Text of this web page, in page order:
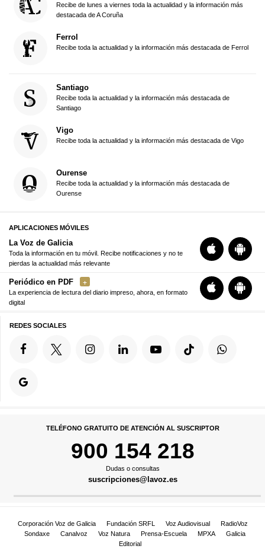
Recibe de lunes a viernes toda la actualidad y la información más
destacada de A Coruña
Ferrol
Recibe toda la actualidad y la información más destacada de Ferrol
Santiago
Recibe toda la actualidad y la información más destacada de
Santiago
Vigo
Recibe toda la actualidad y la información más destacada de Vigo
Ourense
Recibe toda la actualidad y la información más destacada de
Ourense
APLICACIONES MÓVILES
La Voz de Galicia
Toda la información en tu móvil. Recibe notificaciones y no te
pierdas la actualidad más relevante
Periódico en PDF
La experiencia de lectura del diario impreso, ahora, en formato
digital
REDES SOCIALES
TELÉFONO GRATUITO DE ATENCIÓN AL SUSCRIPTOR
900 154 218
Dudas o consultas
suscripciones@lavoz.es
Corporación Voz de Galicia Fundación SRFL Voz Audiovisual
RadioVoz
Sondaxe
Canalvoz Voz Natura Prensa-Escuela MPXA
Galicia
Editorial